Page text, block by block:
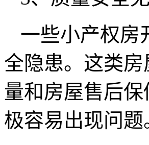
一些小产权房
全隐患。这类
量和房屋售后
极容易出现问题